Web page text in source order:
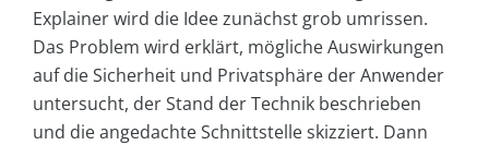
Explainer wird die Idee zunächst grob umrissen.
Das Problem wird erklärt, mögliche Auswirkungen
auf die Sicherheit und Privatsphäre der Anwender
untersucht, der Stand der Technik beschrieben
und die angedachte Schnittstelle skizziert. Dann